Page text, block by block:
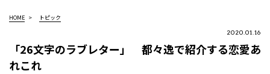
HOME トピック
2020.01.16
「26文字のラブレター」 都々逸で紹介する恋愛あ
れこれ